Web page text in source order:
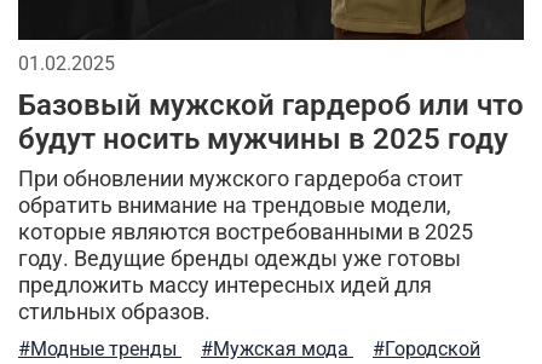
универсальная вещь
тренды милитари милитари-стиль
флисовые штаны размеры мужской одежды
такическая одежда фирменная одежда охота
мужской гардероб хлопковые футболки
рубашка-поло
01.02.2025
Базовый мужской гардероб или что
будут носить мужчины в 2025 году
При обновлении мужского гардероба стоит
обратить внимание на трендовые модели,
которые являются востребованными в 2025
году. Ведущие бренды одежды уже готовы
предложить массу интересных идей для
стильных образов.
#Модные тренды #Мужская мода
#Городской